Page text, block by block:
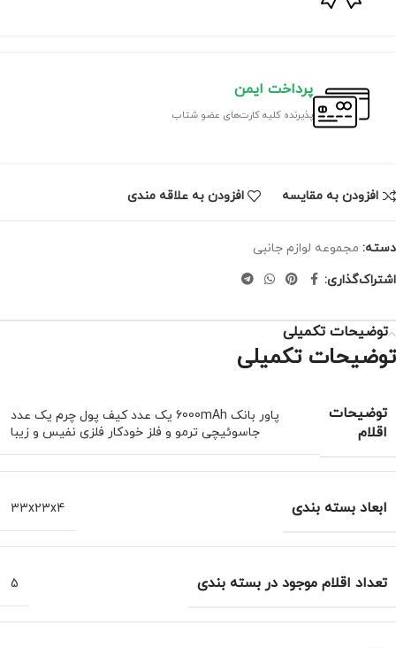
پرداخت ایمن
پذیرنده کلیه کارت‌های عضو شتاب
افزودن به مقایسه افزودن به علاقه مندی
دسته: مجموعه لوازم جانبی
اشتراک‌گذاری:
توضیحات تکمیلی
توضیحات تکمیلی
توضیحات
اقلام
پاور بانک 6000mAh یک عدد کیف پول چرم یک عدد
جاسوئیچی ترمو و فلز خودکار فلزی نفیس و زیبا
ابعاد بسته بندی 33x23x4
تعداد اقلام موجود در بسته بندی 5